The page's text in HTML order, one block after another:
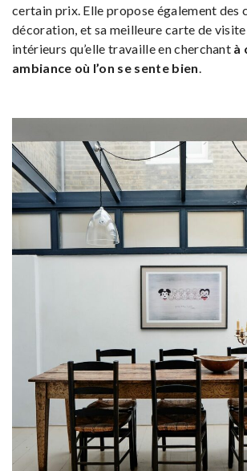
certain prix. Elle propose également des
décoration, et sa meilleure carte de
intérieurs qu’elle travaille en cherchant à
ambiance où l’on se sente bien